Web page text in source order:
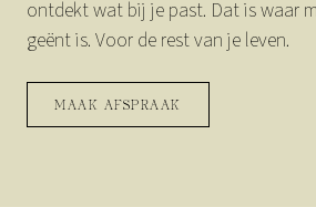
ontdekt wat bij je past. Dat is waar
geënt is. Voor de rest van je leven.
MAAK AFSPRAAK